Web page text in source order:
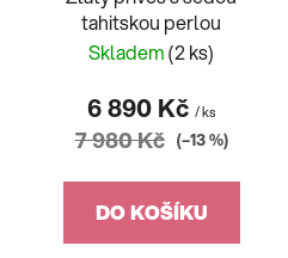
tahitskou perlou
Skladem(2 ks)
6 890 Kč / ks
7 980 Kč (–13 %)
DO KOŠÍKU